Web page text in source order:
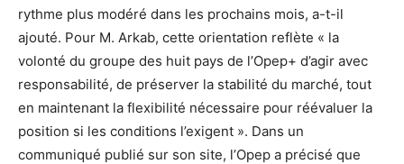
rythme plus modéré dans les prochains mois, a-t-il
ajouté. Pour M. Arkab, cette orientation reflète « la
volonté du groupe des huit pays de l’Opep+ d’agir avec
responsabilité, de préserver la stabilité du marché, tout
en maintenant la flexibilité nécessaire pour réévaluer la
position si les conditions l’exigent ». Dans un
communiqué publié sur son site, l’Opep a précisé que